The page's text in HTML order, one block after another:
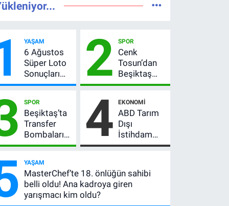
YAŞAM
6 Ağustos
Süper Loto
Sonuçları
Açıklandı!
TL’lik Çekiliş
2 SPOR
Cenk
Tosun’dan
Beşiktaş
açıklaması:
asıl mesajı
satır
arasında
verdi
SPOR
Beşiktaş’ta
Transfer
Bombaları
Peş Peşe!
Vlahovic’i
Açıkladı, 5
Yıldız Daha
Listede
4 EKONOMI
ABD Tarım
Dışı
İstihdam
Verisi Altını
Basit
Anlatımla
YAŞAM
MasterChef’te 18. önlüğün sahibi
belli oldu! Ana kadroya giren
yarışmacı kim oldu?